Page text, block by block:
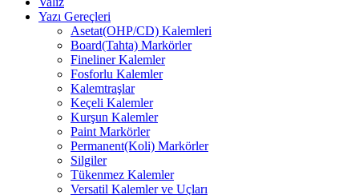
Yazı Gereçleri
Asetat(OHP/CD) Kalemleri
Board(Tahta) Markörler
Fineliner Kalemler
Fosforlu Kalemler
Kalemtraşlar
Keçeli Kalemler
Kurşun Kalemler
Paint Markörler
Permanent(Koli) Markörler
Silgiler
Tükenmez Kalemler
Versatil Kalemler ve Uçları